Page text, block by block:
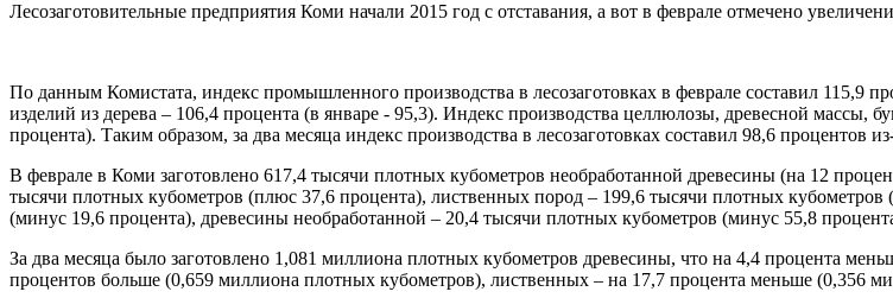
Лесозаготовительные предприятия Коми начали 2015 год с отставания, а вот в феврале отмечено
По данным Комистата, индекс промышленного производства в лесозаготовках в феврале составил 115,9
изделий из дерева – 106,4 процента (в январе - 95,3). Индекс производства целлюлозы, древесной массы,
процента). Таким образом, за два месяца индекс производства в лесозаготовках составил 98,6 процентов
В феврале в Коми заготовлено 617,4 тысячи плотных кубометров необработанной древесины (на 12
тысячи плотных кубометров (плюс 37,6 процента), лиственных пород – 199,6 тысячи плотных
(минус 19,6 процента), древесины необработанной – 20,4 тысячи плотных кубометров (минус 55,8
За два месяца было заготовлено 1,081 миллиона плотных кубометров древесины, что на 4,4 процента
процентов больше (0,659 миллиона плотных кубометров), лиственных – на 17,7 процента меньше (0,356